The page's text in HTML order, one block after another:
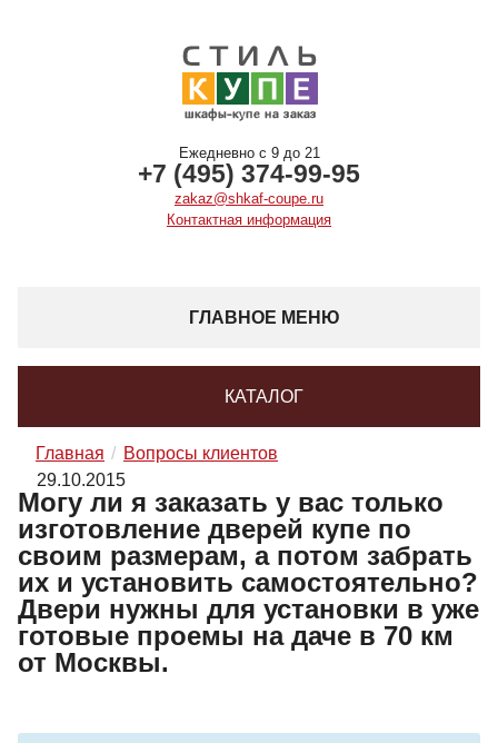
Ежедневно с 9 до 21
+7 (495) 374-99-95
zakaz@shkaf-coupe.ru
Контактная информация
ГЛАВНОЕ МЕНЮ
КАТАЛОГ
Главная
Вопросы клиентов
29.10.2015
Могу ли я заказать у вас только
изготовление дверей купе по
своим размерам, а потом забрать
их и установить самостоятельно?
Двери нужны для установки в уже
готовые проемы на даче в 70 км
от Москвы.